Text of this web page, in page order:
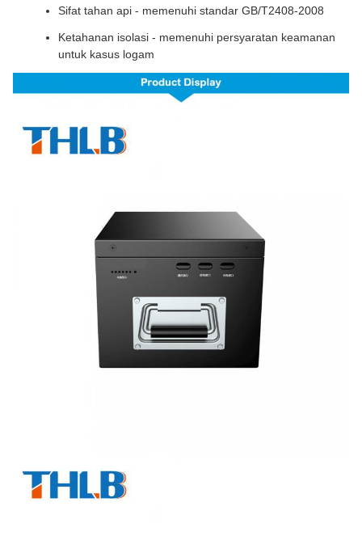
Sifat tahan api - memenuhi standar GB/T2408-2008
Ketahanan isolasi - memenuhi persyaratan keamanan
untuk kasus logam